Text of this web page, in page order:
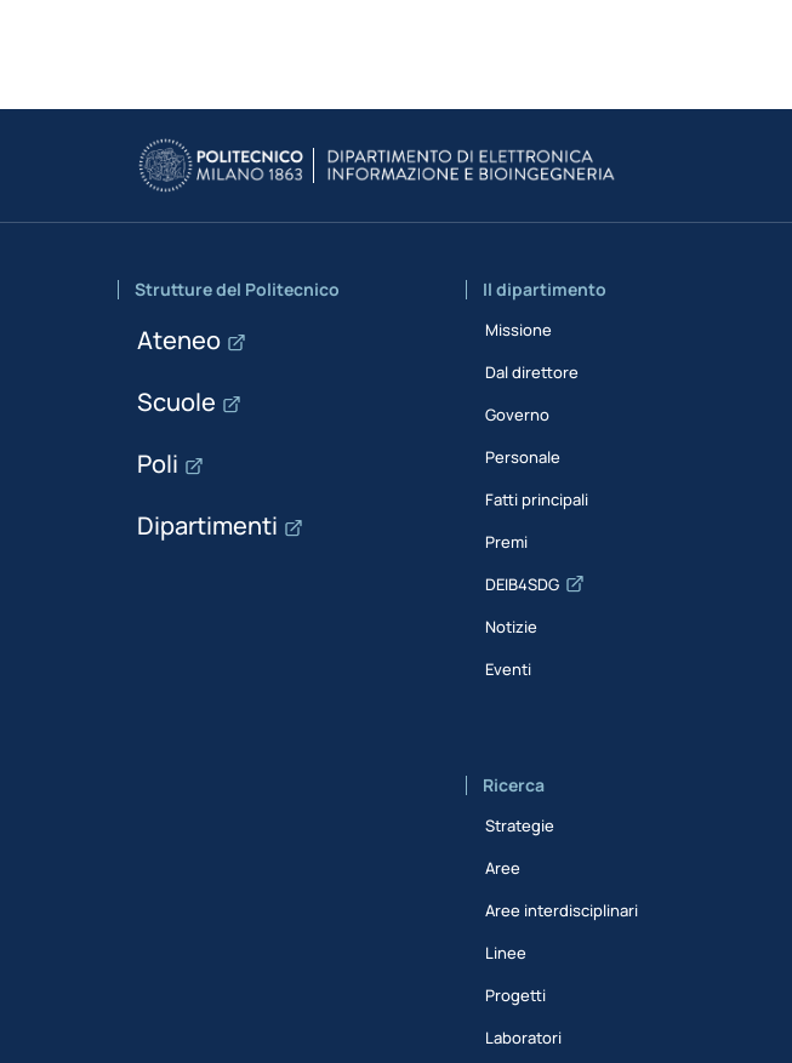
Strutture del Politecnico
Ateneo
Scuole
Poli
Dipartimenti
Il dipartimento
Missione
Dal direttore
Governo
Personale
Fatti principali
Premi
DEIB4SDG
Notizie
Eventi
Ricerca
Strategie
Aree
Aree interdisciplinari
Linee
Progetti
Laboratori